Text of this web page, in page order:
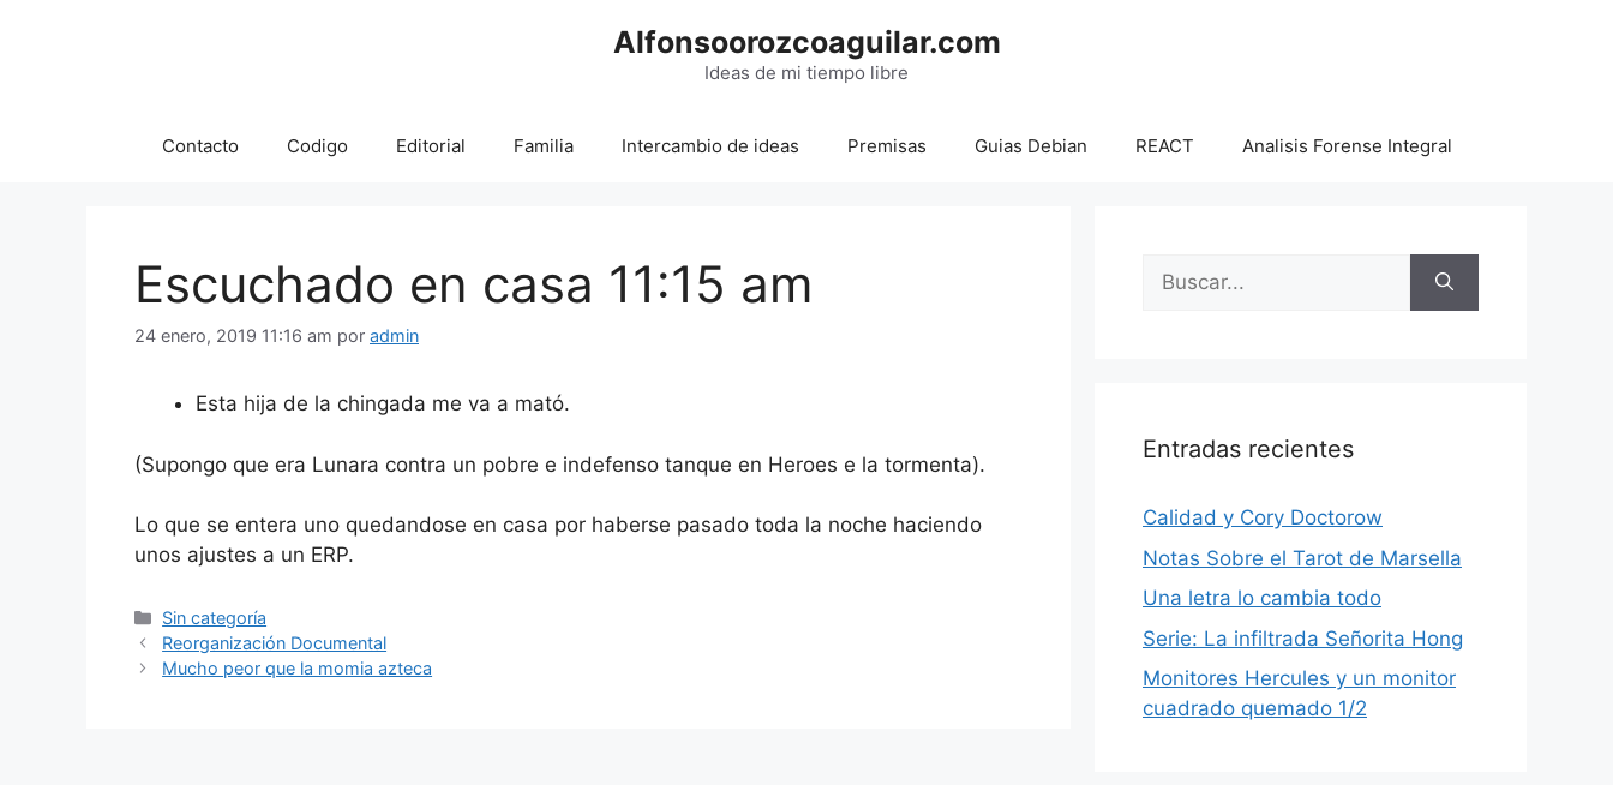
Alfonsoorozcoaguilar.com
Ideas de mi tiempo libre
Contacto Codigo Editorial Familia Intercambio de ideas Premisas Guias Debian REACT Analisis Forense Integral
Escuchado en casa 11:15 am
24 enero, 2019 11:16 am por admin
Esta hija de la chingada me va a mató.
(Supongo que era Lunara contra un pobre e indefenso tanque en Heroes e la tormenta).
Lo que se entera uno quedandose en casa por haberse pasado toda la noche haciendo
unos ajustes a un ERP.
Categorías
Sin categoría
Reorganización Documental
Mucho peor que la momia azteca
Buscar:
Entradas recientes
Calidad y Cory Doctorow
Notas Sobre el Tarot de Marsella
Una letra lo cambia todo
Serie: La infiltrada Señorita Hong
Monitores Hercules y un monitor
cuadrado quemado 1/2